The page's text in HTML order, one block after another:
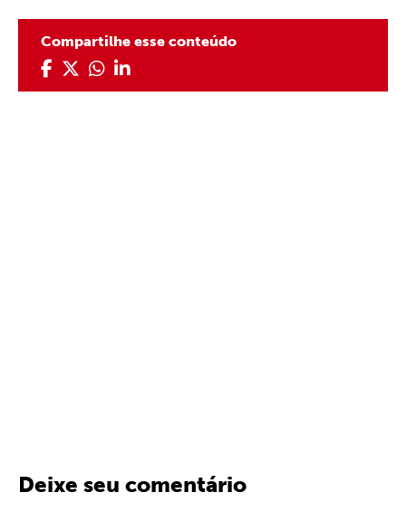
Compartilhe esse conteúdo
Deixe seu comentário